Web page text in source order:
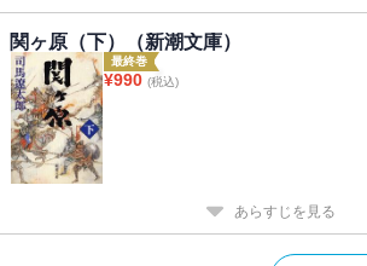
関ヶ原（下）（新潮文庫）
最終巻
¥990 (税込)
あらすじを見る